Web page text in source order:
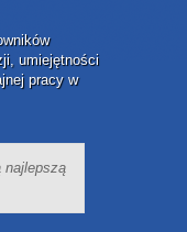
umiejętności
pracy w
najlepszą